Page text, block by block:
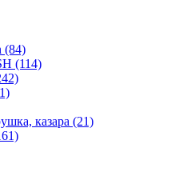
(84)
(114)
казара (21)